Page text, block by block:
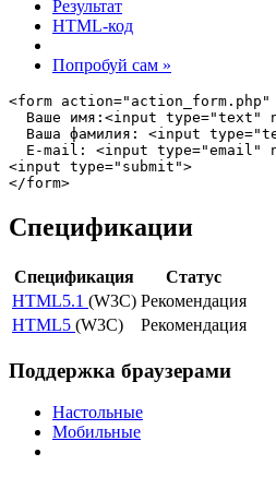
Результат
HTML-код
Попробуй сам »
<form action="action_form.php"
Ваше имя:<input type="text"
Ваша фамилия: <input
E-mail: <input type="email"
<input type="submit">
</form>
Спецификации
Спецификация
Статус
HTML5.1 (W3C) Рекомендация
HTML5 (W3C) Рекомендация
Поддержка браузерами
Настольные
Мобильные